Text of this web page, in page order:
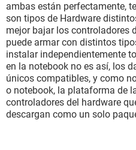
ambas están perfectamente,
son tipos de Hardware
mejor bajar los controladores
puede armar con distintos
instalar independientemente
en la notebook no es así, los
únicos compatibles, y como
o notebook, la plataforma de
controladores del hardware
descargan como un solo